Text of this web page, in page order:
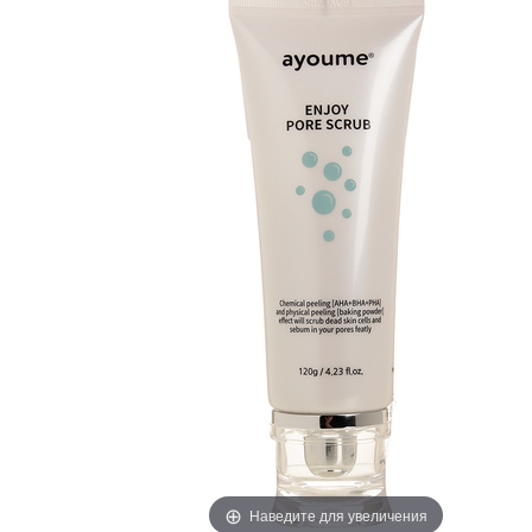
Наведите для увеличения